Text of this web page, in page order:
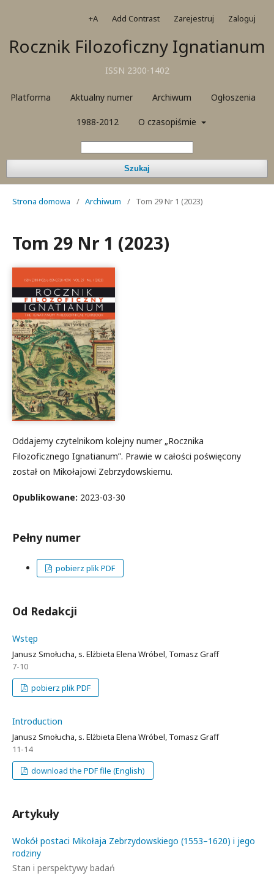
Rocznik Filozoficzny Ignatianum
ISSN 2300-1402
Platforma Aktualny numer Archiwum Ogłoszenia
1988-2012 O czasopiśmie
Szukaj
+A Add Contrast Zarejestruj Zaloguj
Strona domowa / Archiwum / Tom 29 Nr 1 (2023)
Tom 29 Nr 1 (2023)
Oddajemy czytelnikom kolejny numer „Rocznika
Filozoficznego Ignatianum”. Prawie w całości poświęcony
został on Mikołajowi Zebrzydowskiemu.
Opublikowane: 2023-03-30
Pełny numer
pobierz plik PDF
Od Redakcji
Wstęp
Janusz Smołucha, s. Elżbieta Elena Wróbel, Tomasz Graff
7-10
pobierz plik PDF
Introduction
Janusz Smołucha, s. Elżbieta Elena Wróbel, Tomasz Graff
11-14
download the PDF file (English)
Artykuły
Wokół postaci Mikołaja Zebrzydowskiego (1553–1620) i jego
rodziny
Stan i perspektywy badań